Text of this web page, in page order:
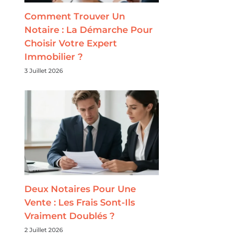
Comment Trouver Un
Notaire : La Démarche Pour
Choisir Votre Expert
Immobilier ?
3 Juillet 2026
Deux Notaires Pour Une
Vente : Les Frais Sont-Ils
Vraiment Doublés ?
2 Juillet 2026